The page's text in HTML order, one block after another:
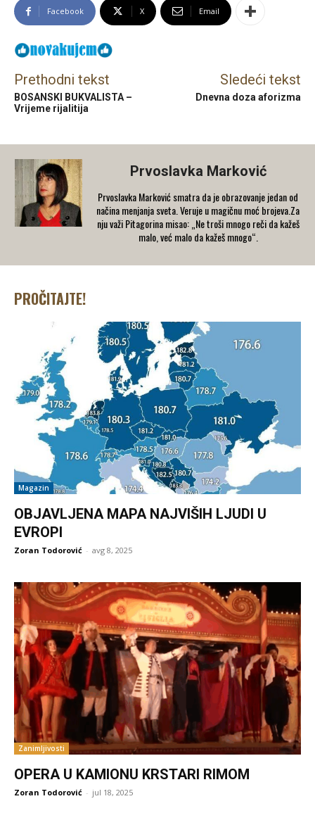
Facebook X Email
Prethodni tekst
BOSANSKI BUKVALISTA –
Vrijeme rijalitija
Sledeći tekst
Dnevna doza aforizma
Prvoslavka Marković
Prvoslavka Marković smatra da je obrazovanje jedan od
načina menjanja sveta. Veruje u magičnu moć brojeva.Za
nju važi Pitagorina misao: „Ne troši mnogo reči da kažeš
malo, već malo da kažeš mnogo“.
PROČITAJTE!
Magazin
OBJAVLJENA MAPA NAJVIŠIH LJUDI U
EVROPI
Zoran Todorović - avg 8, 2025
Zanimljivosti
OPERA U KAMIONU KRSTARI RIMOM
Zoran Todorović - jul 18, 2025